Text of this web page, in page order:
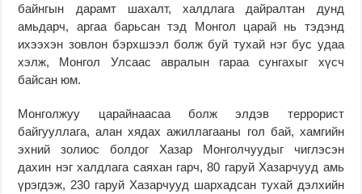
байнгын дарамт шахалт, халдлага дайралтан дунд
амьдарч, аргаа барьсан тэд Монгол царай нь тэдэнд
ихээхэн зовлон бэрхшээл болж буй тухай нэг бус удаа
хэлж, Монгол Улсаас авралын гараа сунгахыг хүсч
байсан юм.
Монголжуу царайнаасаа болж элдэв террорист
байгууллага, алан хядах ажиллагааны гол бай, хамгийн
эхний золиос болдог Хазар Монголчуудыг чиглэсэн
дахин нэг халдлага саяхан гарч, 80 гаруй Хазарчууд амь
үрэгдэж, 230 гаруй Хазарчууд шархадсан тухай дэлхийн